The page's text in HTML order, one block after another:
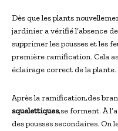
Dès que les plants
jardinier a vérifié l’absence
supprimer les pousses et les
première ramification. Cela
éclairage correct de la plante.
Après la ramification,des
squelettiques,se forment. À
des pousses secondaires. On